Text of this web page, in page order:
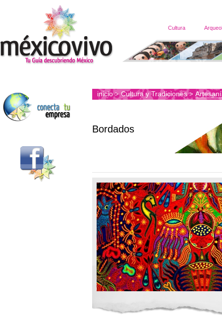
Cultura
inicio>Cultura y Tradiciones>
Bordados